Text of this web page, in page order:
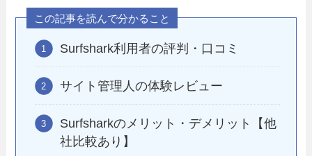
この記事を読んで分かること
Surfshark利用者の評判・口コミ
サイト管理人の体験レビュー
Surfsharkのメリット・デメリット【他
社比較あり】